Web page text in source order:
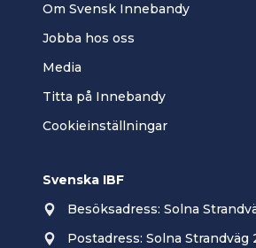
Om Svensk Innebandy
Jobba hos oss
Media
Titta på Innebandy
Cookieinställningar
Svenska IBF
Besöksadress: Solna
Postadress: Solna Strandväg